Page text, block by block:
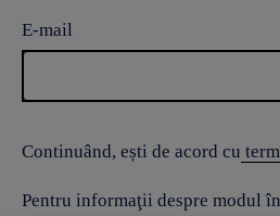
E-mail
Continuând, ești de acord cu
Pentru informaţii despre modul